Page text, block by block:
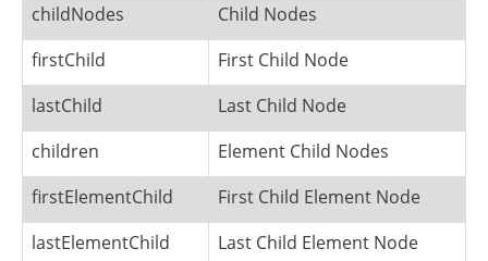
Child Nodes
childNodes
First Child Node
firstChild
Last Child Node
lastChild
Element Child Nodes
children
First Child Element Node
firstElementChild
Last Child Element Node
lastElementChild